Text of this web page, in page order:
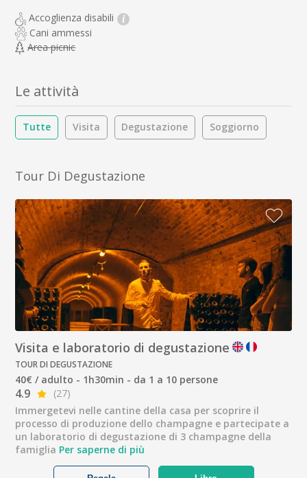
Accoglienza disabili i
Cani ammessi
Area picnic
Le attività
Tutte Visita Degustazione Soggiorno
Tour Di Degustazione
Visita e laboratorio di degustazione
TOUR DI DEGUSTAZIONE
40€ / adulto - 1h30min - da 1 a 10 persone
4.9
(27)
Immergetevi nelle cantine della casa per scoprire il
processo di produzione dello champagne e partecipate a
un laboratorio di degustazione di 3 champagne della
famiglia Per saperne di più